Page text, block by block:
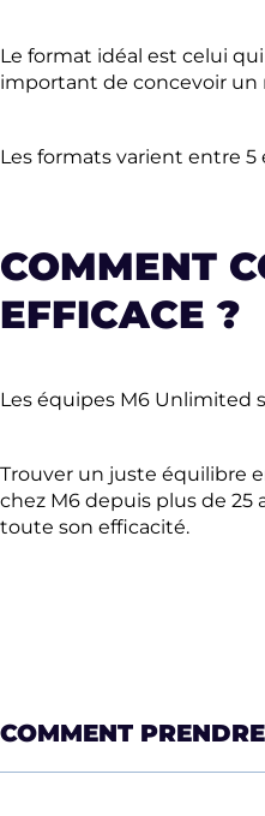
Le format idéal est celui
important de concevoir un
Les formats varient entre
COMMENT
EFFICACE ?
Les équipes M6 Unlimited
Trouver un juste équilibre
chez M6 depuis plus de 25
toute son efficacité.
COMMENT